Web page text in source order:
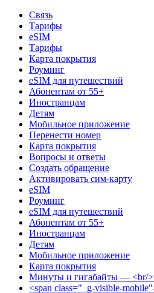
Связь
Тарифы
eSIM
Тарифы
Карта покрытия
Роуминг
eSIM для путешествий
Абонентам от 55+
Иностранцам
Детям
Мобильное приложение
Перенести номер
Карта покрытия
Вопросы и ответы
Создать обращение
Активировать сим-карту
eSIM
Роуминг
eSIM для путешествий
Абонентам от 55+
Иностранцам
Детям
Мобильное приложение
Карта покрытия
Минуты и гигабайты — <br/
<span class="_g-visible-